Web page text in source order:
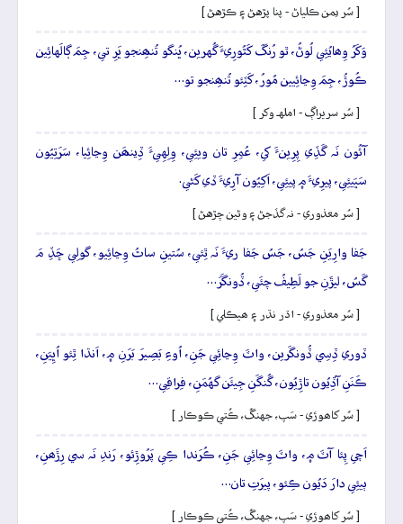
[ سُر يمن ڪلياڻ - پنا پڙهڻ ۽ ڪڙهڻ ]
وَکَرُ وِھايُئِي لُوڻُ، ٿو رُنگَ کَٿُورِيءَ گُهرين، ڀُنگو تُنھِنجو ڀَرِ تي، جِمَ ڳالَهائِين
ڪُوڙُ، جِمَ وِڃائِيين مُورُ، کَٽِئو تُنھِنجو تو…
[ سُر سريراڳ - املهہ وکر ]
آئُون نَہ گَڏِي پِرِينءَ کي، عُمِرِ تان ويئِي، وِلِهِيءَ ڏِينھَن وِڃائِيا، سَرَتِيُون
سَڀَيئِي، پيرِيءَ ۾ پيئِي، اَکِيُون آرِيءَ ڏي کَڻي.
[ سُر معذوري - نہ گڏجڻ ۽ وڻين چڙهڻ ]
جَفا وارِيَنِ جَسُ، جَسُ جَفا ريءَ نَہ ٿِئي، سُتينِ ساٿُ وِڃائِيو، گولِي ڇَڏِ مَ
گَسُ، ليڙَنِ جو لَطِيفُ چئَي، ڏُونگَرَ…
[ سُر معذوري - اڌر نڌر ۽ ھيڪلي ]
ڏوري ڏِسِي ڏُونگَرين، واٽَ وِڃائِي جَنِ، اُوءِ بَصِيرَ بَرَنِ ۾، اَنڌا ٿِئو اُڀِيَنِ،
ڪَنَنِ آڏِيُون تاڙِيُون، گُنگَنِ جِيئَن گهُمَنِ، فِراقِي…
[ سُر کاھوڙي - سَپ، جهنگُ، ڪُتي ڪوڪار ]
اَچي پِئا آٽَ ۾، واٽَ وِڃائِي جَنِ، ڪُرَندا ڪِي پَرُوڙِئو، رَندِ نَہ سي رِڙَھنِ،
ٻيئِي دارَ دَيُون ڪِئو، پيرَتِ تان…
[ سُر کاھوڙي - سَپ، جهنگُ، ڪُتي ڪوڪار ]